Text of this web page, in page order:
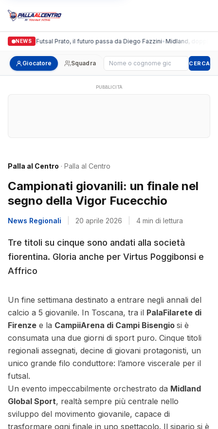
NEWS
Italgronda Futsal Prato, il futuro passa da Diego Fazzini•Midland, doppio
Giocatore Squadra Cerca giocatore CERCA
PUBBLICITÀ
Palla al Centro · Palla al Centro
Campionati giovanili: un finale nel
segno della Vigor Fucecchio
News Regionali 20 aprile 2026 4 min di lettura
Tre titoli su cinque sono andati alla società
fiorentina. Gloria anche per Virtus Poggibonsi e
Affrico
Un fine settimana destinato a entrare negli annali del
calcio a 5 giovanile. In Toscana, tra il PalaFilarete di
Firenze e la CampiiArena di Campi Bisengio si è
consumata una due giorni di sport puro. Cinque titoli
regionali assegnati, decine di giovani protagonisti, un
unico grande filo conduttore: l’amore viscerale per il
futsal.
Un evento impeccabilmente orchestrato da Midland
Global Sport, realtà sempre più centrale nello
sviluppo del movimento giovanile, capace di
trasformare ogni finale in uno spettacolo. Il sipario si è